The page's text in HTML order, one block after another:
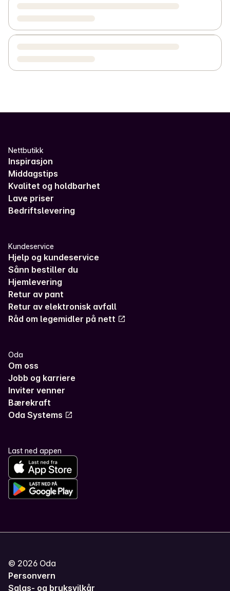
Nettbutikk
Inspirasjon
Middagstips
Kvalitet og holdbarhet
Lave priser
Bedriftslevering
Kundeservice
Hjelp og kundeservice
Sånn bestiller du
Hjemlevering
Retur av pant
Retur av elektronisk avfall
Råd om legemidler på nett
Oda
Om oss
Jobb og karriere
Inviter venner
Bærekraft
Oda Systems
Last ned appen
© 2026 Oda
Personvern
Salgs- og bruksvilkår